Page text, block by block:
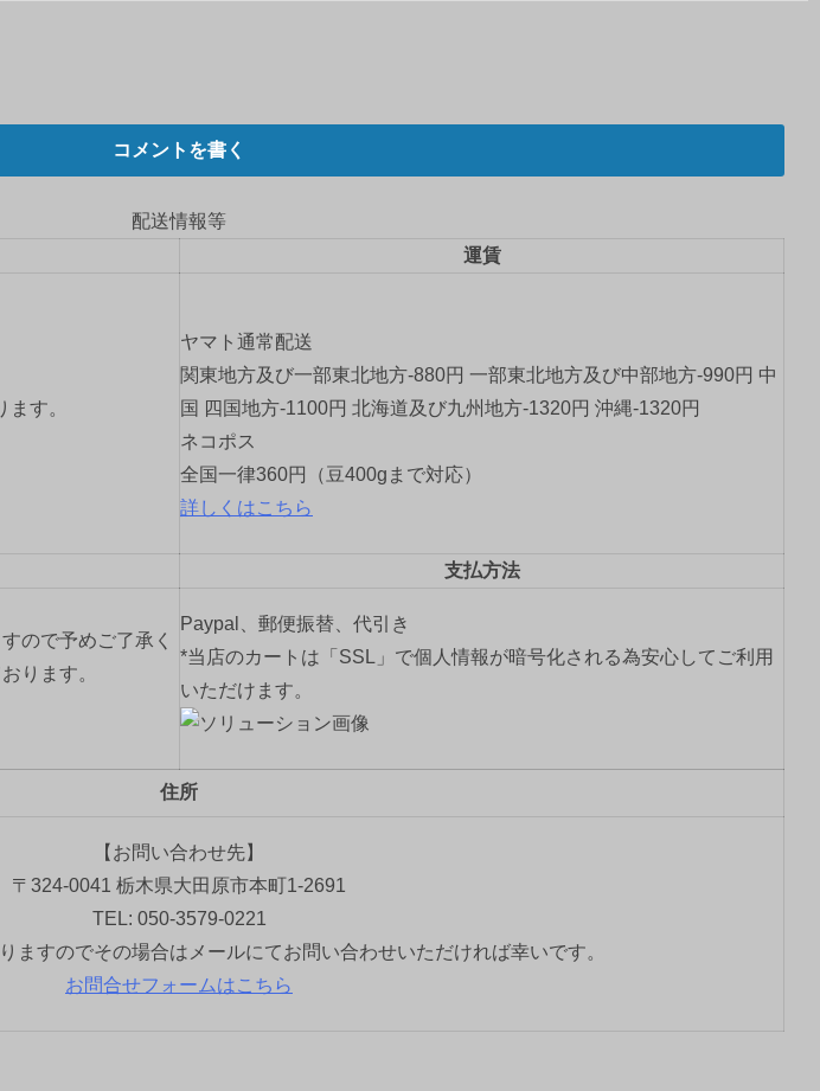
コメントを書く
配送情報等
運賃
す。
ヤマト通常配送
関東地方及び一部東北地方-880円 一部東北地方及び中部地方-990円 中
国 四国地方-1100円 北海道及び九州地方-1320円 沖縄-1320円
ネコポス
全国一律360円（豆400gまで対応）
詳しくはこちら
支払方法
ので予めご了承く
ります。
Paypal、郵便振替、代引き
*当店のカートは「SSL」で個人情報が暗号化される為安心してご利用
いただけます。
住所
【お問い合わせ先】
〒324-0041 栃木県大田原市本町1-2691
TEL: 050-3579-0221
ますのでその場合はメールにてお問い合わせいただければ幸いです。
お問合せフォームはこちら